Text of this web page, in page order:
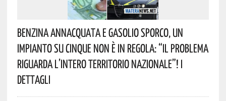
Benzina Annacquata E Gasolio Sporco, Un
Impianto Su Cinque Non È In Regola: “il Problema
Riguarda L’intero Territorio Nazionale”! I
Dettagli